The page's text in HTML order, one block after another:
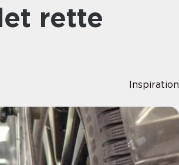
Inspiration